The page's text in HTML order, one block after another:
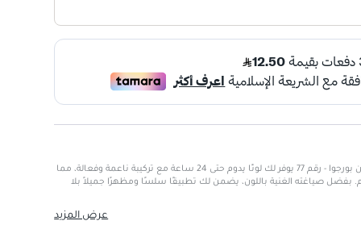
قلم تحديد العيون المقاوم للماء من بورجوا - رقم 77 يوفر لك لونًا يدوم حتى 24 ساعة مع تركيبة ناعمة وفعالة، مما
بفضل صياغته الغنية باللون، يضمن لك تطبيقًا سلسًا ومظهرًا جميلاً بلا
عرض المزيد